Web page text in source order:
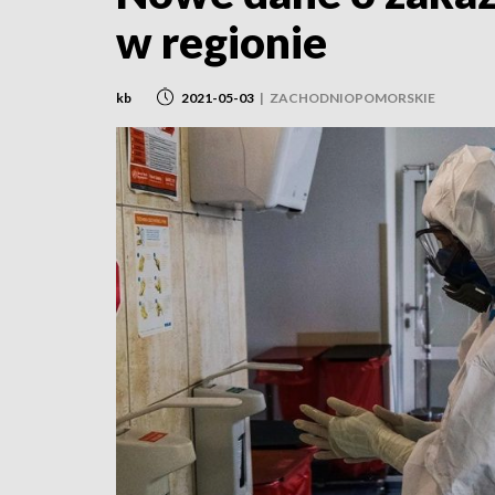
w regionie
kb 2021-05-03 | ZACHODNIOPOMORSKIE